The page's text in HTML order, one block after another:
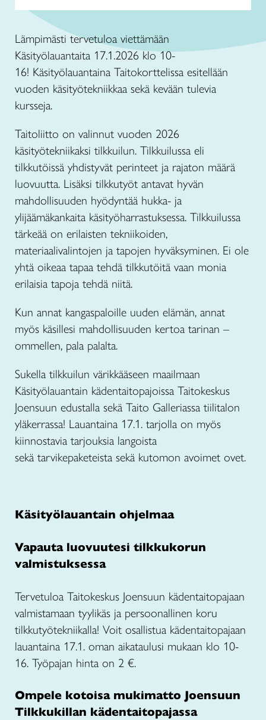
Lämpimästi tervetuloa viettämään
Käsityölauantaita 17.1.2026 klo 10-
16! Käsityölauantaina Taitokorttelissa esitellään
vuoden käsityötekniikkaa sekä kevään tulevia
kursseja.
Taitoliitto on valinnut vuoden 2026
käsityötekniikaksi tilkkuilun. Tilkkuilussa eli
tilkkutöissä yhdistyvät perinteet ja rajaton määrä
luovuutta. Lisäksi tilkkutyöt antavat hyvän
mahdollisuuden hyödyntää hukka- ja
ylijäämäkankaita käsityöharrastuksessa. Tilkkuilussa
tärkeää on erilaisten tekniikoiden,
materiaalivalintojen ja tapojen hyväksyminen. Ei ole
yhtä oikeaa tapaa tehdä tilkkutöitä vaan monia
erilaisia tapoja tehdä niitä.
Kun annat kangaspaloille uuden elämän, annat
myös käsillesi mahdollisuuden kertoa tarinan –
ommellen, pala palalta.
Sukella tilkkuilun värikkääseen maailmaan
Käsityölauantain kädentaitopajoissa Taitokeskus
Joensuun edustalla sekä Taito Galleriassa tiilitalon
yläkerrassa! Lauantaina 17.1. tarjolla on myös
kiinnostavia tarjouksia langoista
sekä tarvikepaketeista sekä kutomon avoimet ovet.
Käsityölauantain ohjelmaa
Vapauta luovuutesi tilkkukorun
valmistuksessa
Tervetuloa Taitokeskus Joensuun kädentaitopajaan
valmistamaan tyylikäs ja persoonallinen koru
tilkkutyötekniikalla! Voit osallistua kädentaitopajaan
lauantaina 17.1. oman aikataulusi mukaan klo 10-
16. Työpajan hinta on 2 €.
Ompele kotoisa mukimatto Joensuun
Tilkkukillan kädentaitopajassa